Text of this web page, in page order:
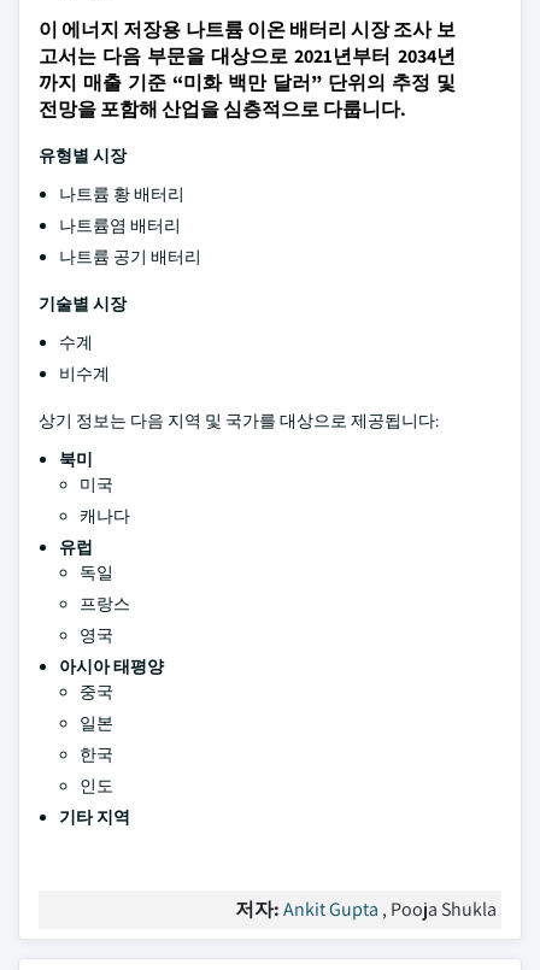
이 에너지 저장용 나트륨 이온 배터리 시장 조사 보
고서는 다음 부문을 대상으로 2021년부터 2034년
까지 매출 기준 “미화 백만 달러”단위의 추정 및
전망을 포함해 산업을 심층적으로 다룹니다.
유형별 시장
나트륨 황 배터리
나트륨염 배터리
나트륨 공기 배터리
기술별 시장
수계
비수계
상기 정보는 다음 지역 및 국가를 대상으로 제공됩니다:
북미
미국
캐나다
유럽
독일
프랑스
영국
아시아 태평양
중국
일본
한국
인도
기타 지역
저자:Ankit Gupta , Pooja Shukla